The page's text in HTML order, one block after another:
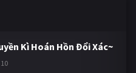
Kì Hoán Hồn Đổi Xác~
10